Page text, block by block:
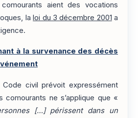
aient des vocations
laloi du 3 décembre 2001 a
à la survenance des décès
Code civil prévoit expressément
comourants ne s’applique que «
[…] périssent dans un